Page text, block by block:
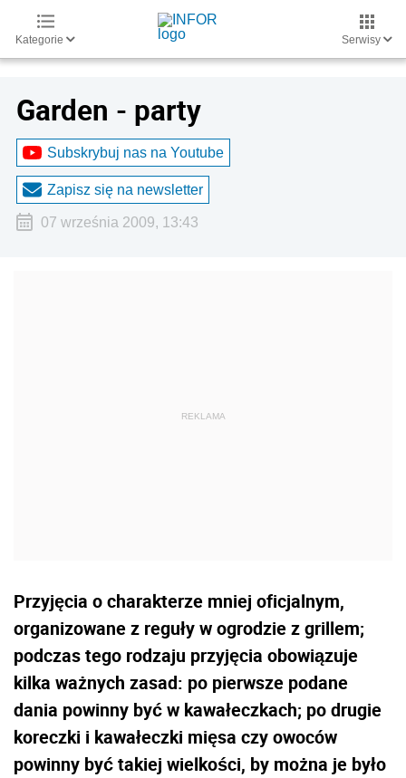
Kategorie Serwisy
Garden - party
Subskrybuj nas na Youtube
Zapisz się na newsletter
07 września 2009, 13:43
Przyjęcia o charakterze mniej oficjalnym,
organizowane z reguły w ogrodzie z grillem;
podczas tego rodzaju przyjęcia obowiązuje
kilka ważnych zasad: po pierwsze podane
dania powinny być w kawałeczkach; po drugie
koreczki i kawałeczki mięsa czy owoców
powinny być takiej wielkości, by można je było